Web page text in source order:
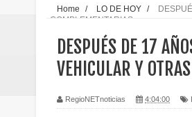
Home / LO DE HOY /
COMPLEMENTARIAS
DESPUÉS DE 17
VEHICULAR Y
RegioNETnoticias 4:04:00